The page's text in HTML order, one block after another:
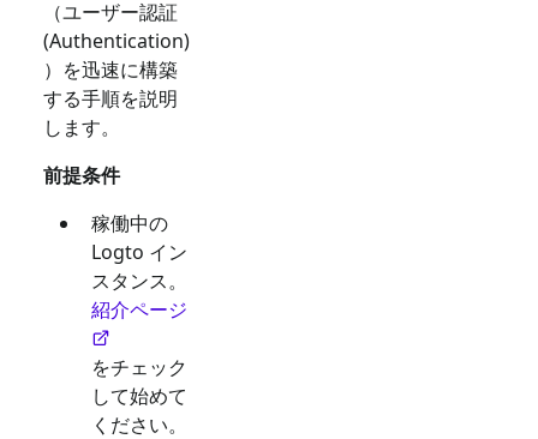
（ユーザー認証
(Authentication)
）を迅速に構築
する手順を説明
します。
前提条件
稼働中の
Logto イン
スタンス。
紹介ページ
をチェック
して始めて
ください。